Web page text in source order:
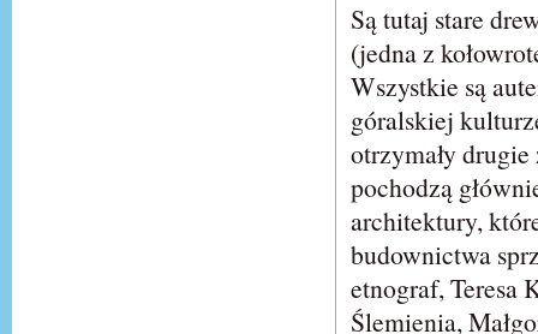
Są tutaj stare
(jedna z
Wszystkie są
góralskiej
otrzymały
pochodzą
architektury,
budownictwa
etnograf, Teresa
Ślemienia,